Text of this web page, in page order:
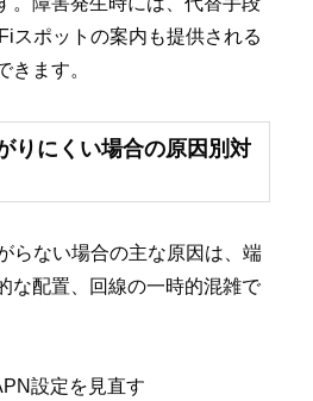
スポットの案内も提供される
きます。
りにくい場合の原因別対
らない場合の主な原因は、端
な配置、回線の一時的混雑で
設定を見直す